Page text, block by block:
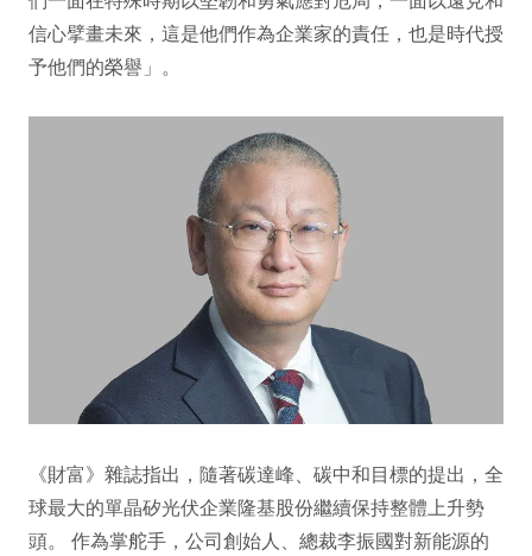
信心擘畫未來，這是他們作為企業家的責任，也是時代授
予他們的榮譽」。
《財富》雜誌指出，隨著碳達峰、碳中和目標的提出，全
球最大的單晶矽光伏企業隆基股份繼續保持整體上升勢
頭。 作為掌舵手，公司創始人、總裁李振國對新能源的